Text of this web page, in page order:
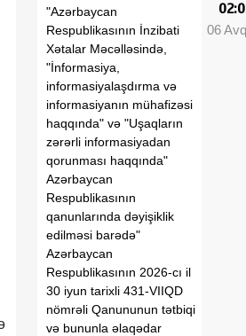
"Azərbaycan
Respublikasının İnzibati
Xətalar Məcəlləsində,
"İnformasiya,
informasiyalaşdırma və
informasiyanın mühafizəsi
haqqında" və "Uşaqların
zərərli informasiyadan
qorunması haqqında"
Azərbaycan
Respublikasının
qanunlarında dəyişiklik
edilməsi barədə"
Azərbaycan
Respublikasının 2026-cı il
30 iyun tarixli 431-VIIQD
nömrəli Qanununun tətbiqi
və bununla əlaqədar
06